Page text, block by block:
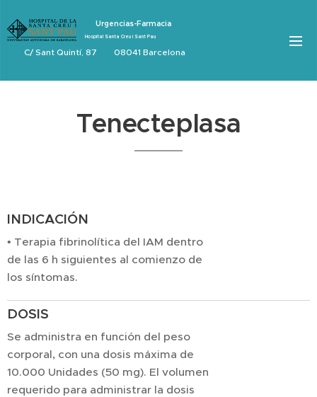
Urgencias-Farmacia
Hospital Santa Creu i Sant Pau
C/ Sant Quintí, 87 08041 Barcelona
Tenecteplasa
INDICACIÓN
• Terapia fibrinolítica del IAM dentro
de las 6 h siguientes al comienzo de
los síntomas.
DOSIS
Se administra en función del peso
corporal, con una dosis máxima de
10.000 Unidades (50 mg). El volumen
requerido para administrar la dosis